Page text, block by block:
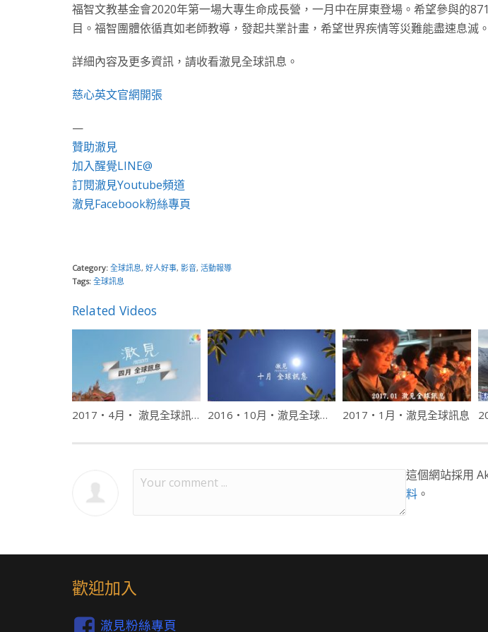
福智文教基金會2020年第一場大專生命成長營，一月中在屏東登場。希望參與的
目。福智團體依循真如老師教導，發起共業計畫，希望世界疾情等災難能盡速息滅。
詳細內容及更多資訊，請收看澈見全球訊息。
慈心英文官網開張
—
贊助澈見
加入醒覺LINE@
訂閱澈見Youtube頻道
澈見Facebook粉絲專頁
Category: 全球訊息, 好人好事, 影音, 活動報導
Tags: 全球訊息
Related Videos
2017・4月・ 澈見全球訊息 2016・10月・澈見全球訊息 2017・1月・澈見全球訊息
這個網站採用
料 。
歡迎加入
澈見粉絲專頁